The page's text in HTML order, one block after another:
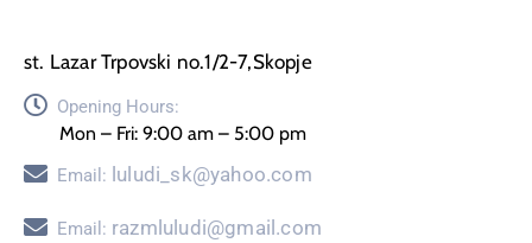
st. Lazar Trpovski no.1/2-7,Skopje
Opening Hours:
Mon – Fri: 9:00 am – 5:00 pm
Email: luludi_sk@yahoo.com
Email: razmluludi@gmail.com